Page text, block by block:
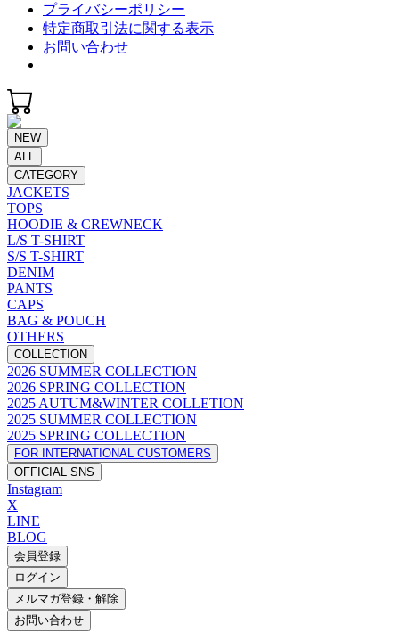
プライバシーポリシー
特定商取引法に関する表示
お問い合わせ
NEW
ALL
CATEGORY
JACKETS
TOPS
HOODIE & CREWNECK
L/S T-SHIRT
S/S T-SHIRT
DENIM
PANTS
CAPS
BAG & POUCH
OTHERS
COLLECTION
2026 SUMMER COLLECTION
2026 SPRING COLLECTION
2025 AUTUM&WINTER COLLETION
2025 SUMMER COLLECTION
2025 SPRING COLLECTION
FOR INTERNATIONAL CUSTOMERS
OFFICIAL SNS
Instagram
X
LINE
BLOG
会員登録
ログイン
メルマガ登録・解除
お問い合わせ